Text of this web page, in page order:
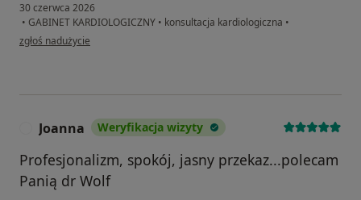
30 czerwca 2026
• GABINET KARDIOLOGICZNY • konsultacja kardiologiczna •
w opinii użytkownika Bartek
zgłoś nadużycie
Joanna Weryfikacja wizyty
Profesjonalizm, spokój, jasny przekaz...polecam
Panią dr Wolf